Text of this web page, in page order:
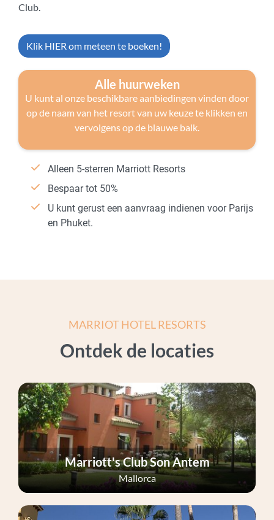
Club.
Klik HIER om meteen te boeken!
Alle huurweken
U kunt al onze beschikbare aanbiedingen vinden door
op de naam van het resort van uw keuze te klikken en
vervolgens op de blauwe balk.
Alleen 5-sterren Marriott Resorts
Bespaar tot 50%
U kunt gerust een aanvraag indienen voor Parijs
en Phuket.
MARRIOT HOTEL RESORTS
Ontdek de locaties
Marriott's Club Son Antem
Mallorca